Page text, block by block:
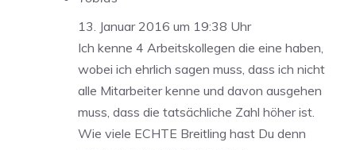
13. Januar 2016 um 19:38 Uhr
Ich kenne 4 Arbeitskollegen die eine haben,
wobei ich ehrlich sagen muss, dass ich nicht
alle Mitarbeiter kenne und davon ausgehen
muss, dass die tatsächliche Zahl höher ist.
Wie viele ECHTE Breitling hast Du denn